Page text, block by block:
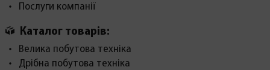
Послуги компанії
Каталог товарів:
Велика побутова техніка
Дрібна побутова техніка